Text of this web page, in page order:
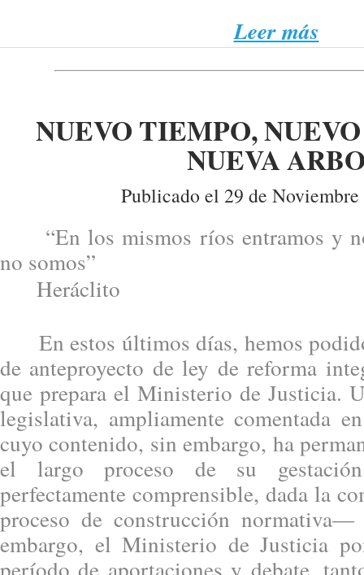
Leer más
NUEVO TIEMPO,
NUEVA
Publicado el 29 de
“En los mismos ríos entramos y
no somos”
Heráclito
En estos últimos días, hemos
de anteproyecto de ley de reforma
que prepara el Ministerio de Justicia.
legislativa, ampliamente comentada
cuyo contenido, sin embargo, ha
el largo proceso de su
perfectamente comprensible, dada la
proceso de construcción
embargo, el Ministerio de Justicia
período de aportaciones y debate,